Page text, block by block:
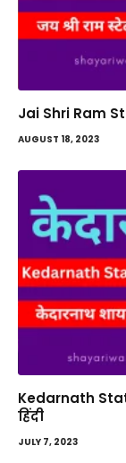
Jai Shri Ram
AUGUST 18, 2023
Kedarnath
हिंदी
JULY 7, 2023